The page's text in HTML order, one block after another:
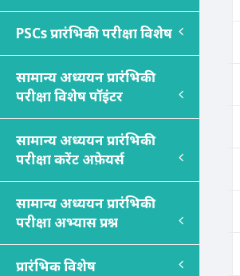
PSCsप्रारंभिकी परीक्षा विशेष
सामान्य अध्ययन प्रारंभिकी
परीक्षा विशेष पॉइंटर
सामान्य अध्ययन प्रारंभिकी
परीक्षा करेंट अफ़ेयर्स
सामान्य अध्ययन प्रारंभिकी
परीक्षा अभ्यास प्रश्न
प्रारंभिक विशेष